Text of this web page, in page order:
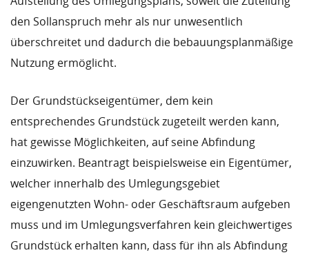
den Sollanspruch mehr als nur unwesentlich
überschreitet und dadurch die bebauungsplanmäßige
Nutzung ermöglicht.
Der Grundstückseigentümer, dem kein
entsprechendes Grundstück zugeteilt werden kann,
hat gewisse Möglichkeiten, auf seine Abfindung
einzuwirken. Beantragt beispielsweise ein Eigentümer,
welcher innerhalb des Umlegungsgebiet
eigengenutzten Wohn- oder Geschäftsraum aufgeben
muss und im Umlegungsverfahren kein gleichwertiges
Grundstück erhalten kann, dass für ihn als Abfindung